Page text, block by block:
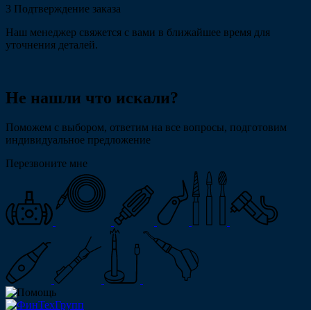
3 Подтверждение заказа
Наш менеджер свяжется с вами в ближайшее время для
уточнения деталей.
Не нашли что искали?
Поможем с выбором, ответим на все вопросы, подготовим
индивидуальное предложение
Перезвоните мне